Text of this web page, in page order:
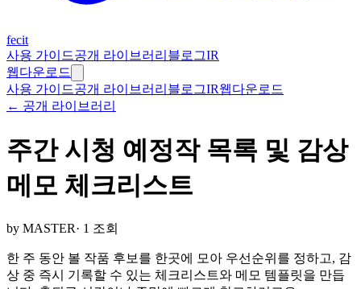
fecit
사용 가이드공개 라이브러리 블로그IR
웹다운로드
사용 가이드공개 라이브러리 블로그IR웹다운로드
← 공개 라이브러리
주간 시청 예정작 목록 및 감상
메모 체크리스트
by MASTER· 1 조회
한 주 동안 볼 작품 후보를 한곳에 모아 우선순위를 정하고, 감
상 중 즉시 기록할 수 있는 체크리스트와 메모 템플릿을 만듭